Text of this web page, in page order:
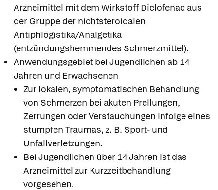
Arzneimittel mit dem Wirkstoff Diclofenac aus
der Gruppe der nichtsteroidalen
Antiphlogistika/Analgetika
(entzündungshemmendes Schmerzmittel).
Anwendungsgebiet bei Jugendlichen ab 14
Jahren und Erwachsenen
Zur lokalen, symptomatischen Behandlung
von Schmerzen bei akuten Prellungen,
Zerrungen oder Verstauchungen infolge eines
stumpfen Traumas, z. B. Sport- und
Unfallverletzungen.
Bei Jugendlichen über 14 Jahren ist das
Arzneimittel zur Kurzzeitbehandlung
vorgesehen.